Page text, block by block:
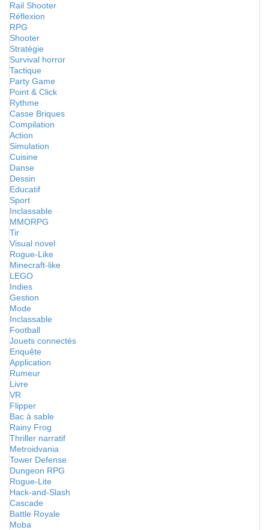
Rail Shooter
Réflexion
RPG
Shooter
Stratégie
Survival horror
Tactique
Party Game
Point & Click
Rythme
Casse Briques
Compilation
Action
Simulation
Cuisine
Danse
Dessin
Educatif
Sport
Inclassable
MMORPG
Tir
Visual novel
Rogue-Like
Minecraft-like
LEGO
Indies
Gestion
Mode
Inclassable
Football
Jouets connectés
Enquête
Application
Rumeur
Livre
VR
Flipper
Bac à sable
Rainy Frog
Thriller narratif
Metroidvania
Tower Defense
Dungeon RPG
Rogue-Lite
Hack-and-Slash
Cascade
Battle Royale
Moba